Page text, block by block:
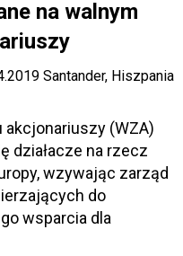
na walnym
Santander, Hiszpania
(WZA)
działacze na rzecz
wzywając zarząd
do
wsparcia dla